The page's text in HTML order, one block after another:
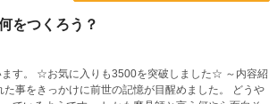
をつくろう？
。 ☆お気に入りも3500を突破しました☆ ～内容紹